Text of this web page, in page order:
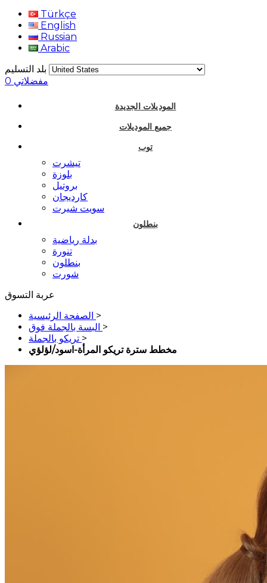
Türkçe
English
Russian
Arabic
بلد التسليم
مفضلاتي 0
الموديلات الجديدة
جميع الموديلات
توب
تيشرت
بلوزة
بروتيل
كارديجان
سويت شيرت
بنطلون
بدلة رياضية
تنورة
بنطلون
شورت
عربة التسوق
الصفحة الرئيسية >
البسة بالجملة فوق >
تريكو بالجملة >
مخطط سترة تريكو المرأة-اسود/لؤلؤي